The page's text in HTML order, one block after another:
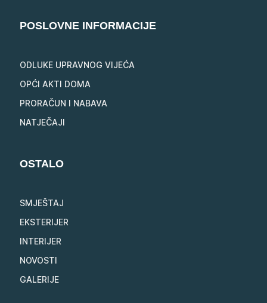
POSLOVNE INFORMACIJE
ODLUKE UPRAVNOG VIJEĆA
OPĆI AKTI DOMA
PRORAČUN I NABAVA
NATJEČAJI
OSTALO
SMJEŠTAJ
EKSTERIJER
INTERIJER
NOVOSTI
GALERIJE